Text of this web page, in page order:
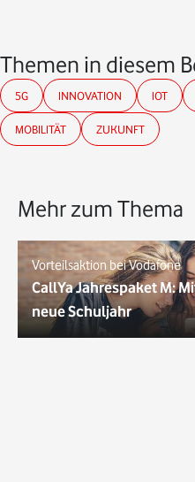
Themen in diesem
5G INNOVATION IOT
MOBILITÄT ZUKUNFT
Mehr zum Thema
Vorteilsaktion bei Vodafone
CallYa Jahrespaket M:
neue Schuljahr